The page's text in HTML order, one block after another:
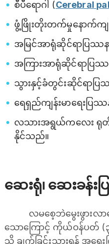
စီပီရောဂါ (Cerebral
ဖွံ့ဖြိုးတိုးတက်မှုနောက်ကျ
အမြင်အာရုံဆိုင်ရာပြဿနာ
အကြားအာရုံဆိုင်ရာပြဿန
သွားနှင့်ခံတွင်းဆိုင်ရာပြဿ
ရေရှည်ကျန်းမာရေးပြဿန
လသားအရွယ်ကလေး ရုတ်တ
နိုင်သည်။
ဆေးရုံ၊ ဆေးခန်း
လမစေ့ဘဲမွေးဖွားလာ
သောကြောင့် ကိုယ်ဝန်ပတ် (၃
သို့ ချက်ခြင်းသွားရန် အရ